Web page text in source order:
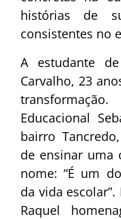
histórias de
consistentes no
A estudante
Carvalho, 23
Educacional
bairro
de ensinar uma
nome: “É um
da vida
Raquel